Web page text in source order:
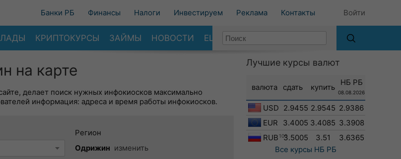
Банки РБ Финансы Налоги Инвестируем Реклама Контакты Войти
КРИПТОКУРСЫ ЗАЙМЫ НОВОСТИ ЕЩЕ
на карте
делает поиск нужных инфокиосков максимально
информация: адреса и время работы инфокиосков.
Регион
Одрижин изменить
Лучшие курсы валют
валюта сдать купить
НБ РБ
08.08.2026
USD 2.9455 2.9545 2.9386
EUR
3.4005 3.4085 3.3908
RUB 1003.5005 3.51
3.6365
Все курсы НБ РБ